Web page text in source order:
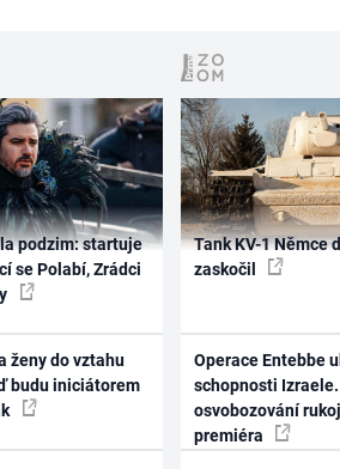
podzim: startuje
se Polabí, Zrádci
ženy do vztahu
budu iniciátorem
Tank KV-1 Němce
zaskočil
Operace Entebbe
schopnosti
osvobozování
premiéra